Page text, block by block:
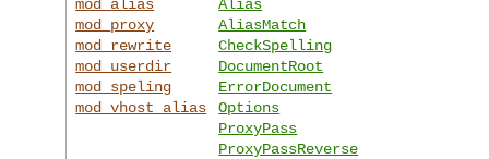
mod_alias
mod_proxy
mod_rewrite
mod_userdir
mod_speling
mod_vhost_alias
Alias
AliasMatch
CheckSpelling
DocumentRoot
ErrorDocument
Options
ProxyPass
ProxyPassReverse